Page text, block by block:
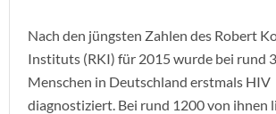
Nach den jüngsten Zahlen des Robert
Instituts (RKI) für 2015 wurde bei rund
Menschen in Deutschland erstmals HIV
diagnostiziert. Bei rund 1200 von ihnen